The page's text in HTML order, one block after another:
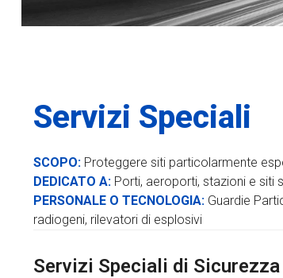
Servizi Speciali
SCOPO: Proteggere siti particolarmente
DEDICATO A: Porti, aeroporti, stazioni e siti
PERSONALE O TECNOLOGIA: Guardie
radiogeni, rilevatori di esplosivi
Servizi Speciali di Sicurezza